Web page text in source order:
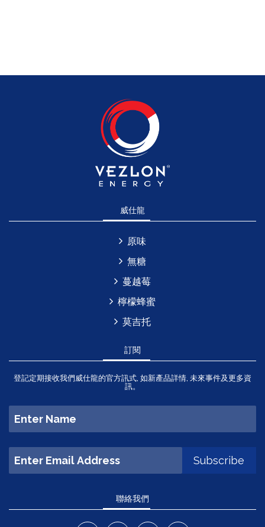
威仕龍
原味
無糖
蔓越莓
檸檬蜂蜜
莫吉托
訂閱
登記定期接收我們威仕龍的官方訊式, 如新產品詳情, 未來事件及更多資
訊。
聯絡我們